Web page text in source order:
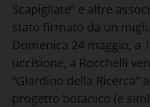
Scapigliate” e altre
stato firmato da un
Domenica 24 maggio, a
uccisione, a Rocchelli
“Giardino della Ricerca”
progetto botanico (e